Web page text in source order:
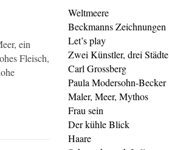
ein
Fleisch,
Weltmeere
Beckmanns Zeichnungen
Let’s play
Zwei Künstler, drei Städte
Carl Grossberg
Paula Modersohn-Becker
Maler, Meer, Mythos
Frau sein
Der kühle Blick
Haare